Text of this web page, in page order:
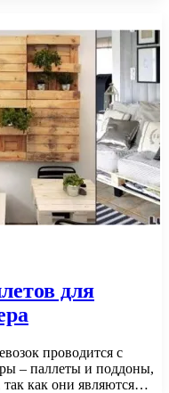
для
проводится с
– паллеты и поддоны,
так как они являются…